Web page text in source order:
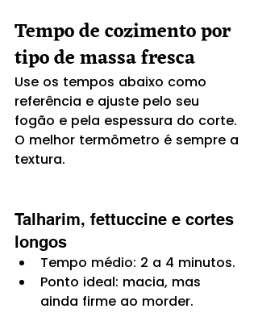
Tempo de cozimento por
tipo de massa fresca
Use os tempos abaixo como
referência e ajuste pelo seu
fogão e pela espessura do corte.
O melhor termômetro é sempre a
textura.
Talharim, fettuccine e cortes
longos
Tempo médio: 2 a 4 minutos.
Ponto ideal: macia, mas
ainda firme ao morder.